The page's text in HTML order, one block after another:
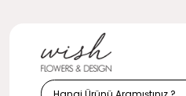
KAPAT